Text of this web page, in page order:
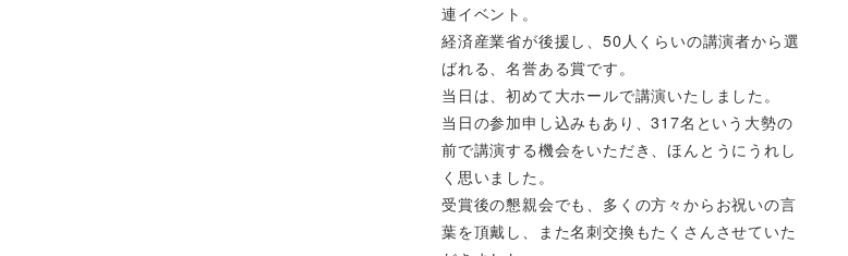
連イベント。
経済産業省が後援し、50人くらいの講演者から選
ばれる、名誉ある賞です。
当日は、初めて大ホールで講演いたしました。
当日の参加申し込みもあり、317名という大勢の
前で講演する機会をいただき、ほんとうにうれし
く思いました。
受賞後の懇親会でも、多くの方々からお祝いの言
葉を頂戴し、また名刺交換もたくさんさせていた